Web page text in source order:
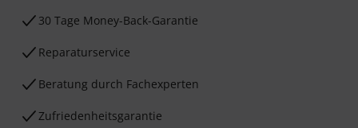
30 Tage Money-Back-Garantie
Reparaturservice
Beratung durch Fachexperten
Zufriedenheitsgarantie